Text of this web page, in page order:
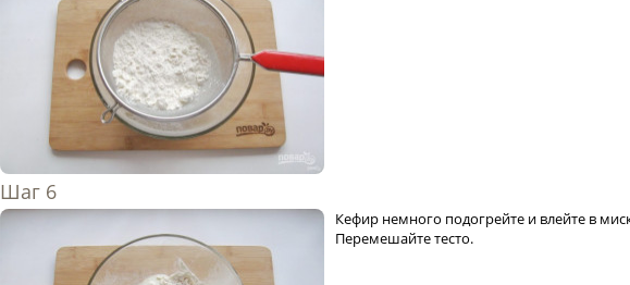
Кефир немного подогрейте и влейте в
Перемешайте тесто.